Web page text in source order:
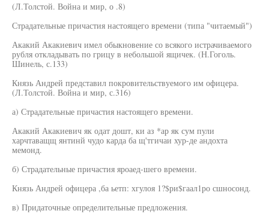
(Л.Толстой. Война и мир, о .8)
Страдательные причастия настоящего времени (типа "читаемый")
Акакий Акакиевич имел обыкновение со всякого истрачиваемого
рубля откладывать по грицу в небольшой ящичек. (Н.Гоголь.
Шинель, с.133)
Князь Андрей представил покровительствуемого им офицера.
(Л.Толстой. Война и мир, с.316)
а) Страдательные причастия настоящего времени.
Акакий Акакиевич як одат дошт, ки аз *ар як сум пули
харчтаващщ янтинй чудо карда ба щ'тгичаи хур-де андохта
мемонд.
б) Страдательные причастия яроаед-шего времени.
Князь Андрей офицера ,ба ьетп: хгулоя 1?$ри$гаал1ро сшносонд.
в) Придаточные определительные предложения.